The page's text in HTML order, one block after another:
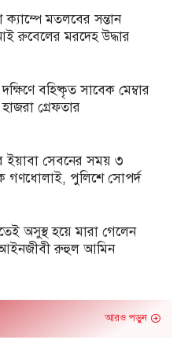
ক্যাম্পে মতলবের সন্তান
রুবেলের মরদেহ উদ্ধার
বহিষ্কৃত সাবেক মেম্বার
গ্রেফতার
ইয়াবা সেবনের সময় ৩
গণধোলাই, পুলিশে সোপর্দ
অসুস্থ হয়ে মারা গেলেন
আইনজীবী রুহুল আমিন
আরও পড়ুন